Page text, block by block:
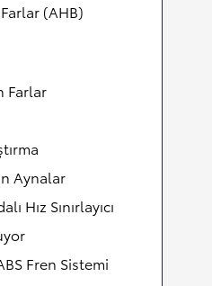
(AHB)
Farlar
Aynalar
Hız Sınırlayıcı
Fren Sistemi